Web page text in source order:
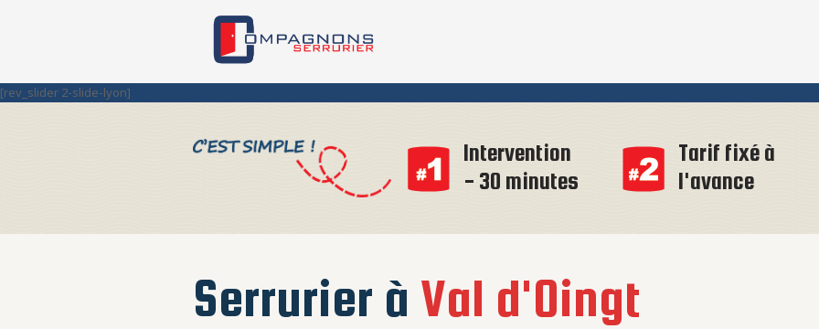
[rev_slider 2-slide-lyon]
Intervention
- 30 minutes
Tarif fixé à
l'avance
Serrurier à Val d'Oingt